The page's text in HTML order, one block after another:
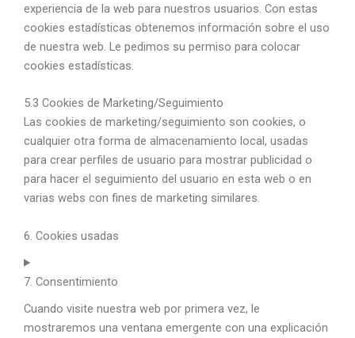
experiencia de la web para nuestros usuarios. Con estas
cookies estadísticas obtenemos información sobre el uso
de nuestra web. Le pedimos su permiso para colocar
cookies estadísticas.
5.3 Cookies de Marketing/Seguimiento
Las cookies de marketing/seguimiento son cookies, o
cualquier otra forma de almacenamiento local, usadas
para crear perfiles de usuario para mostrar publicidad o
para hacer el seguimiento del usuario en esta web o en
varias webs con fines de marketing similares.
6. Cookies usadas
7. Consentimiento
Cuando visite nuestra web por primera vez, le
mostraremos una ventana emergente con una explicación